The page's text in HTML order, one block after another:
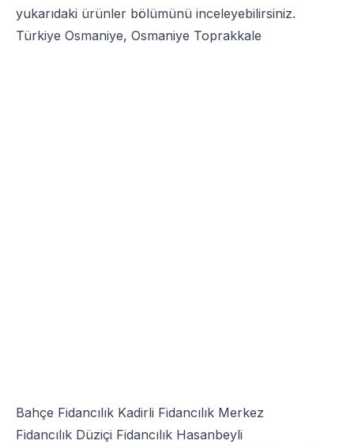
yukarıdaki ürünler bölümünü inceleyebilirsiniz.
Türkiye Osmaniye, Osmaniye Toprakkale
Bahçe Fidancılık Kadirli Fidancılık Merkez
Fidancılık Düziçi Fidancılık Hasanbeyli